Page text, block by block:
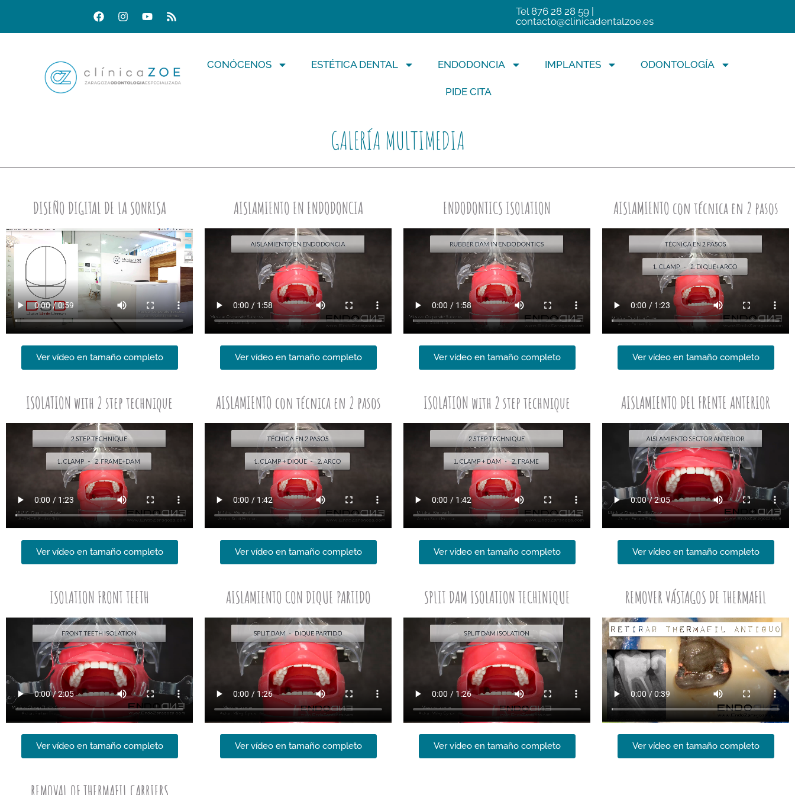
Tel 876 28 28 59 |
contacto@clinicadentalzoe.es
CONÓCENOS ESTÉTICA DENTAL ENDODONCIA IMPLANTES ODONTOLOGÍA
PIDE CITA
GALERÍA MULTIMEDIA
DISEÑO DIGITAL DE LA SONRISA
Ver vídeo en tamaño completo
AISLAMIENTO EN ENDODONCIA
Ver vídeo en tamaño completo
ENDODONTICS ISOLATION
Ver vídeo en tamaño completo
AISLAMIENTO con técnica en 2 pasos
Ver vídeo en tamaño completo
ISOLATION with 2 step technique
Ver vídeo en tamaño completo
AISLAMIENTO con técnica en 2 pasos
Ver vídeo en tamaño completo
ISOLATION with 2 step technique
Ver vídeo en tamaño completo
AISLAMIENTO DEL FRENTE ANTERIOR
Ver vídeo en tamaño completo
ISOLATION FRONT TEETH
Ver vídeo en tamaño completo
AISLAMIENTO CON DIQUE PARTIDO
Ver vídeo en tamaño completo
SPLIT DAM ISOLATION TECHINIQUE
Ver vídeo en tamaño completo
REMOVER VÁSTAGOS DE THERMAFIL
Ver vídeo en tamaño completo